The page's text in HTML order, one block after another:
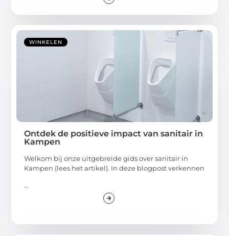
WINKELEN
Ontdek de positieve impact van sanitair in
Kampen
Welkom bij onze uitgebreide gids over sanitair in
Kampen (lees het artikel). In deze blogpost verkennen
...